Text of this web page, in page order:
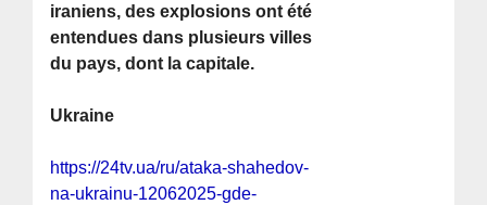
iraniens, des explosions ont été
entendues dans plusieurs villes
du pays, dont la capitale.
Ukraine
https://24tv.ua/ru/ataka-shahedov-
na-ukrainu-12062025-gde-